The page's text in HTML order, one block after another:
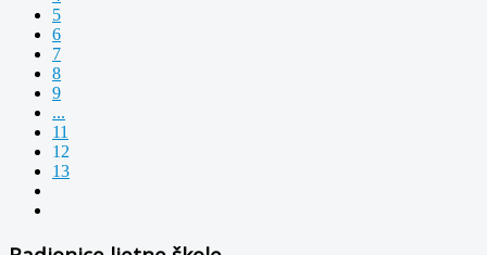
5
6
7
8
9
...
11
12
13